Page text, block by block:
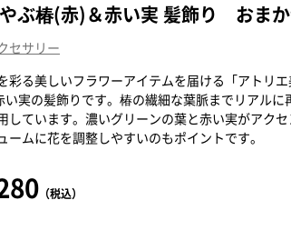
ぶ椿(赤)＆赤い実 髪飾り おま
セサリー
彩る美しいフラワーアイテムを届ける「アトリ
い実の髪飾りです。椿の繊細な葉脈までリアルに
しています。濃いグリーンの葉と赤い実がアク
ームに花を調整しやすいのもポイントです。
（税込）